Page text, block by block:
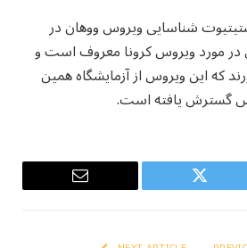
شناسایی ویروس ووهان در
مورد ویروس کرونا معروف است و
که این ویروس از آزمایشگاه همین
گسترش یافته است.
Twitter
Email